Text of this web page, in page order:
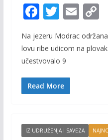
F
e
b
o
o
T
w
itt
er
E
m
ai
C
p
Na jezeru Modrac
lovu ribe udicom na
učestvovalo 9
Read More
IZ UDRUŽENJA I SAVEZA